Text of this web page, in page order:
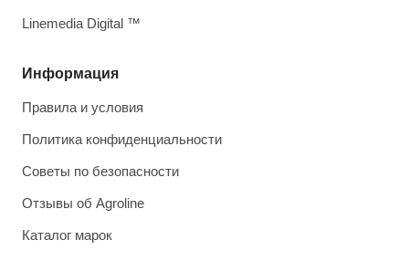
Информация
Правила и условия
Политика конфиденциальности
Советы по безопасности
Отзывы об Agroline
Каталог марок
Linemedia Digital ™